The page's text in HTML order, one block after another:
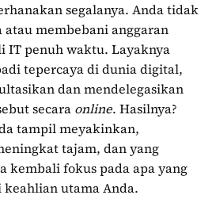
segalanya. Anda tidak
membebani anggaran
IT penuh waktu. Layaknya
tepercaya di dunia digital,
dan mendelegasikan
secara online. Hasilnya?
tampil meyakinkan,
tajam, dan yang
kembali fokus pada apa yang
utama Anda.